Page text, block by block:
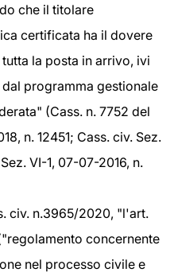
che il titolare
certificata ha il dovere
la posta in arrivo, ivi
programma gestionale
(Cass. n. 7752 del
n. 12451; Cass. civ. Sez.
VI-1, 07-07-2016, n.
civ. n.3965/2020, "l'art.
concernente
nel processo civile e